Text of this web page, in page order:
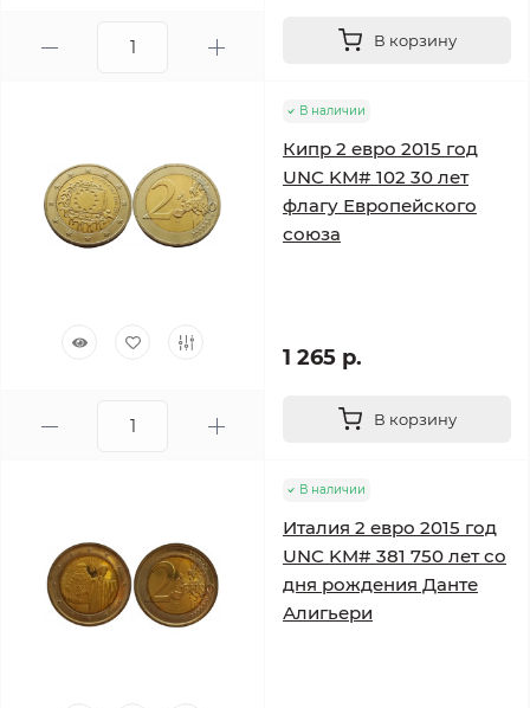
В корзину
В наличии
Кипр 2 евро 2015 год
UNC KM# 102 30 лет
флагу Европейского
союза
1 265 р.
В корзину
В наличии
Италия 2 евро 2015 год
UNC KM# 381 750 лет со
дня рождения Данте
Алигьери